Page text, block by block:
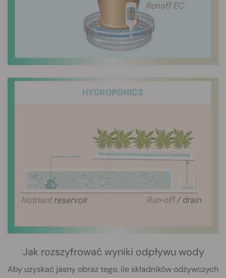
Jak rozszyfrować wyniki odpływu wody
Aby uzyskać jasny obraz tego, ile składników odżywczych